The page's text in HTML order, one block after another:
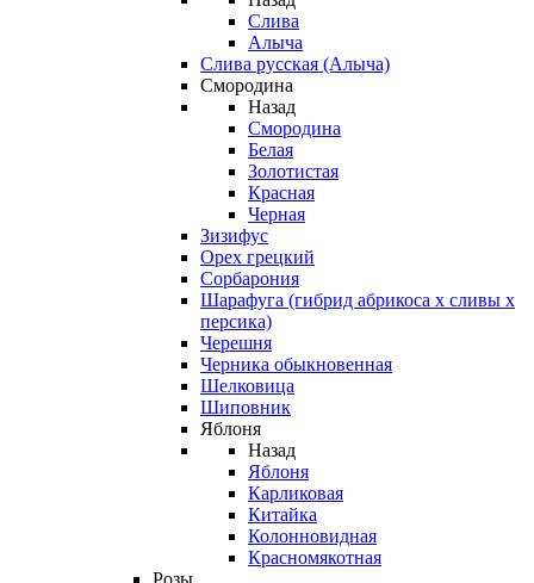
Слива
Алыча
Слива русская (Алыча)
Смородина
Назад
Смородина
Белая
Золотистая
Красная
Черная
Зизифус
Орех грецкий
Сорбарония
Шарафуга (гибрид абрикоса х сливы х
персика)
Черешня
Черника обыкновенная
Шелковица
Шиповник
Яблоня
Назад
Яблоня
Карликовая
Китайка
Колонновидная
Красномякотная
Розы